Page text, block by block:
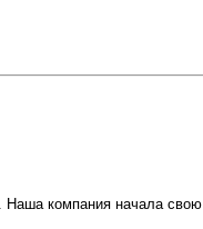
Наша компания начала свою